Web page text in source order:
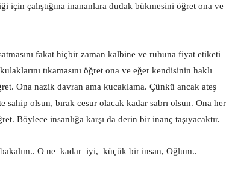
için çalıştığına inananlara dudak bükmesini öğret ona ve
fakat hiçbir zaman kalbine ve ruhuna fiyat etiketi
tıkamasını öğret ona ve eğer kendisinin haklı
Ona nazik davran ama kucaklama. Çünkü ancak ateş
sahip olsun, bırak cesur olacak kadar sabrı olsun. Ona her
Böylece insanlığa karşı da derin bir inanç taşıyacaktır.
O ne kadar iyi, küçük bir insan, Oğlum..